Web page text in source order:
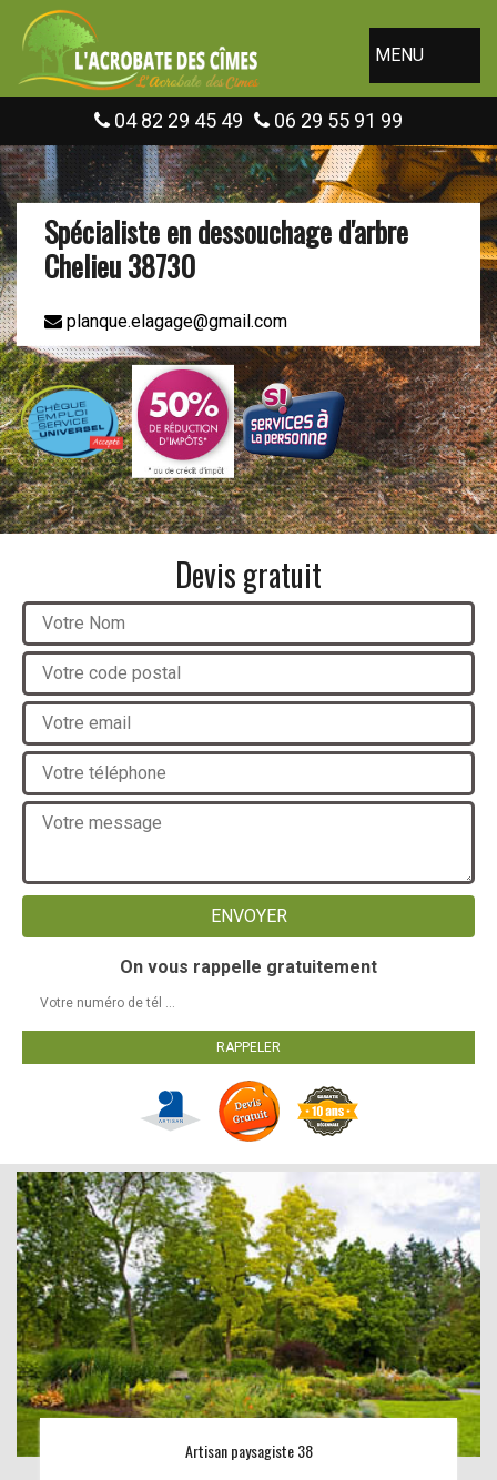
MENU
04 82 29 45 49 06 29 55 91 99
Spécialiste en dessouchage d'arbre
Chelieu 38730
planque.elagage@gmail.com
Devis gratuit
On vous rappelle gratuitement
Artisan paysagiste 38